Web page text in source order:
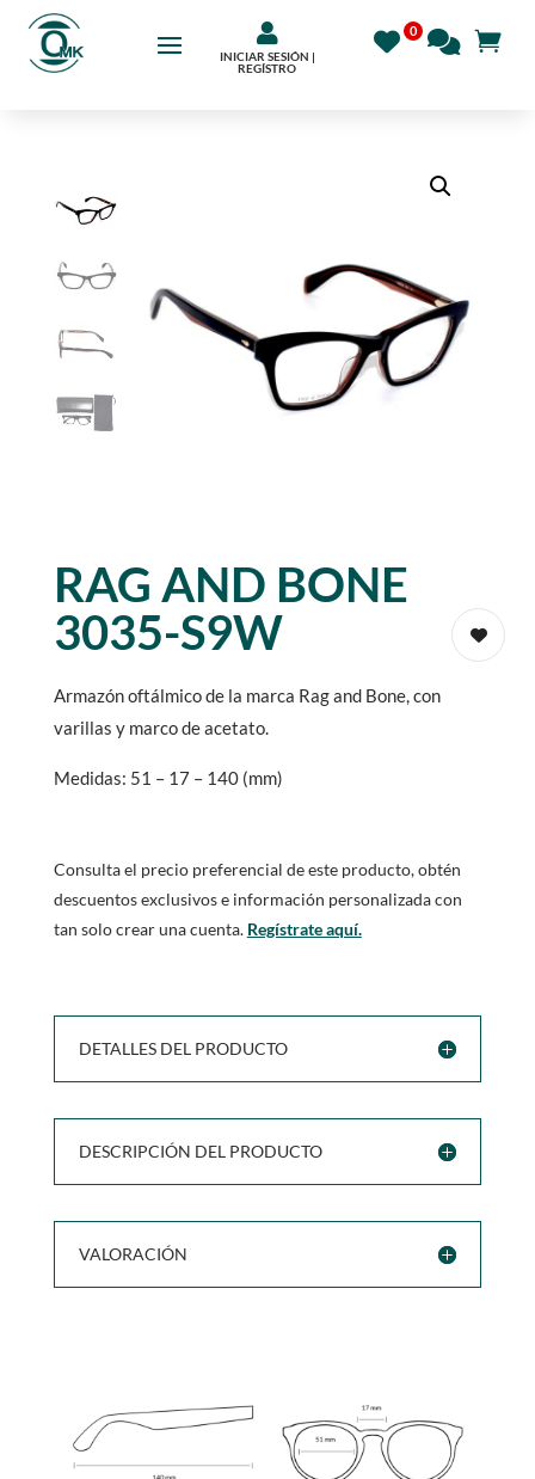

INICIAR SESIÓN |
REGÍSTRO
RAG AND BONE
3035-S9W
Armazón oftálmico de la marca Rag and Bone, con
varillas y marco de acetato.
Medidas: 51 – 17 – 140 (mm)
Consulta el precio preferencial de este producto, obtén
descuentos exclusivos e información personalizada con
tan solo crear una cuenta. Regístrate aquí.
DETALLES DEL PRODUCTO
DESCRIPCIÓN DEL PRODUCTO
VALORACIÓN